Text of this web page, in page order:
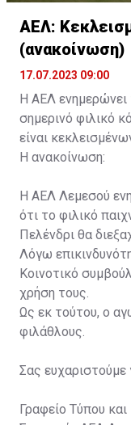
ΑΕΛ:
(ανακοίνωση)
17.07.2023 09:00
Η ΑΕΛ
σημερινό φιλικό
είναι
Η ανακοίνωση:
Η ΑΕΛ Λεμεσού
ότι το φιλικό
Πελένδρι θα
Λόγω
Κοινοτικό
χρήση τους.
Ως εκ τούτου, ο
φιλάθλους.
Σας ευχαριστούμε
Γραφείο Τύπου και